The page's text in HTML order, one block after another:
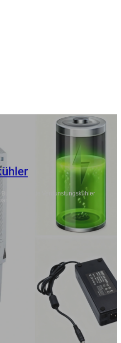
Effiziente Verdunstungskühler